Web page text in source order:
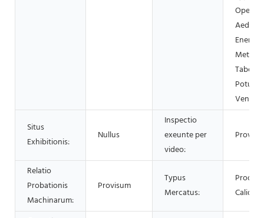
Opera
Metalla,
Potus,
Situs
Exhibitionis:
Nullus
Inspectio
exeunte per
video:
Relatio
Probationis
Machinarum:
Provisum
Typus
Mercatus: